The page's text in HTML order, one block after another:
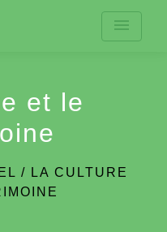
menu
et le
/ LA CULTURE